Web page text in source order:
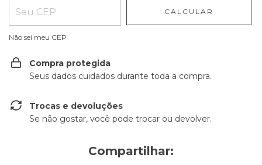
CALCULAR
Não sei meu CEP
Compra protegida
Seus dados cuidados durante toda a compra.
Trocas e devoluções
Se não gostar, você pode trocar ou devolver.
Compartilhar: